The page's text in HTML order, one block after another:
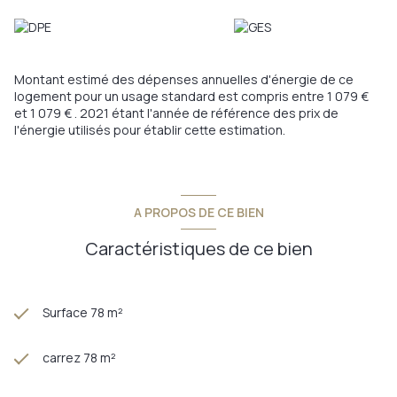
Les informations sur les risques auxquels ce bien est exposé
sont disponibles sur le site
Géorisques
Montant estimé des dépenses annuelles d'énergie de ce
logement pour un usage standard est compris entre 1 079 €
et 1 079 € . 2021 étant l'année de référence des prix de
l'énergie utilisés pour établir cette estimation.
A PROPOS DE CE BIEN
Caractéristiques de ce bien
Surface 78 m²
carrez 78 m²